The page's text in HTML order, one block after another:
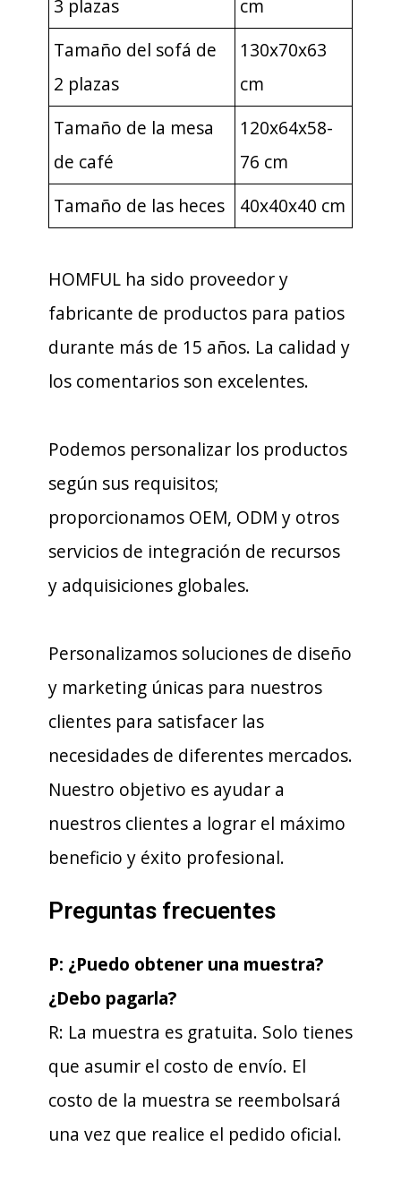
3 plazas
cm
Tamaño del sofá de
2 plazas
130x70x63
cm
Tamaño de la mesa
de café
120x64x58-
76 cm
Tamaño de las heces
40x40x40 cm
HOMFUL ha sido proveedor y
fabricante de productos para patios
durante más de 15 años. La calidad y
los comentarios son excelentes.
Podemos personalizar los productos
según sus requisitos;
proporcionamos OEM, ODM y otros
servicios de integración de recursos
y adquisiciones globales.
Personalizamos soluciones de diseño
y marketing únicas para nuestros
clientes para satisfacer las
necesidades de diferentes mercados.
Nuestro objetivo es ayudar a
nuestros clientes a lograr el máximo
beneficio y éxito profesional.
Preguntas frecuentes
P: ¿Puedo obtener una muestra?
¿Debo pagarla?
R: La muestra es gratuita. Solo tienes
que asumir el costo de envío. El
costo de la muestra se reembolsará
una vez que realice el pedido oficial.